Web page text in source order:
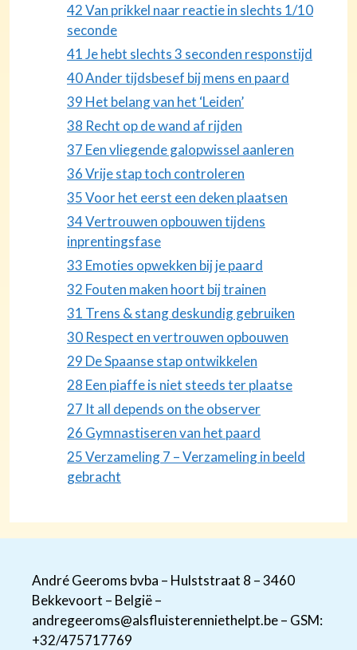
42 Van prikkel naar reactie in slechts 1/10
seconde
41 Je hebt slechts 3 seconden responstijd
40 Ander tijdsbesef bij mens en paard
39 Het belang van het ‘Leiden’
38 Recht op de wand af rijden
37 Een vliegende galopwissel aanleren
36 Vrije stap toch controleren
35 Voor het eerst een deken plaatsen
34 Vertrouwen opbouwen tijdens
inprentingsfase
33 Emoties opwekken bij je paard
32 Fouten maken hoort bij trainen
31 Trens & stang deskundig gebruiken
30 Respect en vertrouwen opbouwen
29 De Spaanse stap ontwikkelen
28 Een piaffe is niet steeds ter plaatse
27 It all depends on the observer
26 Gymnastiseren van het paard
25 Verzameling 7 – Verzameling in beeld
gebracht
André Geeroms bvba – Hulststraat 8 – 3460
Bekkevoort – België –
andregeeroms@alsfluisterenniethelpt.be – GSM:
+32/475717769